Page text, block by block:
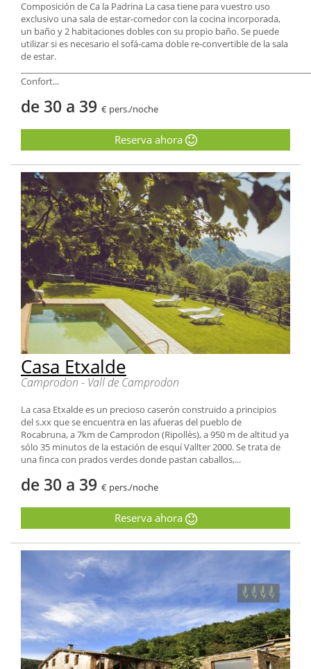
Composición de Ca la Padrina La casa tiene para vuestro uso
exclusivo una sala de estar-comedor con la cocina incorporada,
un baño y 2 habitaciones dobles con su propio baño. Se puede
utilizar si es necesario el sofá-cama doble re-convertible de la sala
de estar.
Confort...
de 30 a 39 € pers./noche
Reserva ahora
Casa Etxalde
Camprodon - Vall de Camprodon
La casa Etxalde es un precioso caserón construido a principios
del s.xx que se encuentra en las afueras del pueblo de
Rocabruna, a 7km de Camprodon (Ripollès), a 950 m de altitud ya
sólo 35 minutos de la estación de esquí Vallter 2000. Se trata de
una finca con prados verdes donde pastan caballos,...
de 30 a 39 € pers./noche
Reserva ahora